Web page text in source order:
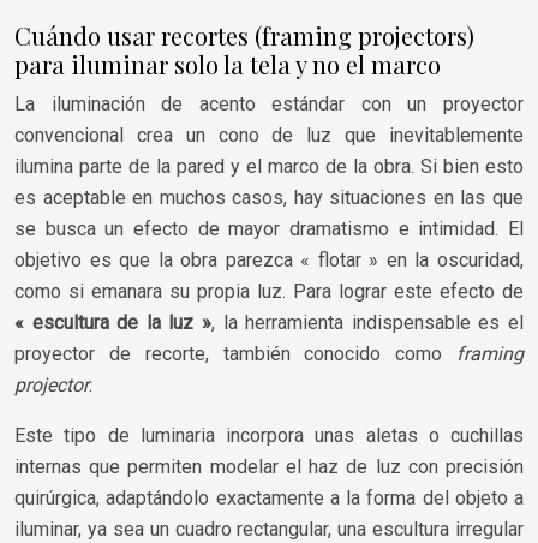
Cuándo usar recortes (framing projectors)
para iluminar solo la tela y no el marco
La iluminación de acento estándar con un proyector
convencional crea un cono de luz que inevitablemente
ilumina parte de la pared y el marco de la obra. Si bien esto
es aceptable en muchos casos, hay situaciones en las que
se busca un efecto de mayor dramatismo e intimidad. El
objetivo es que la obra parezca « flotar » en la oscuridad,
como si emanara su propia luz. Para lograr este efecto de
« escultura de la luz », la herramienta indispensable es el
proyector de recorte, también conocido como
framing
projector.
Este tipo de luminaria incorpora unas aletas o cuchillas
internas que permiten modelar el haz de luz con precisión
quirúrgica, adaptándolo exactamente a la forma del objeto a
iluminar, ya sea un cuadro rectangular, una escultura irregular